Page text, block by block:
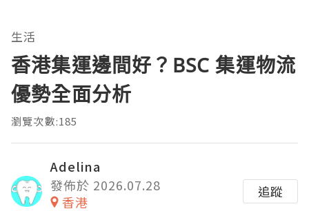
生活
香港集運邊間好？BSC 集運物流
優勢全面分析
瀏覽次數:185
Adelina
發佈於 2026.07.28
香港
追蹤